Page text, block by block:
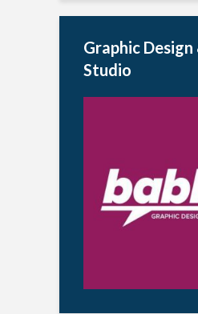
Graphic
Studio